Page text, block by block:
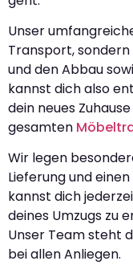
Unser
Transport,
und den Abbau
kannst dich also
dein neues
gesamten
Wir legen
Lieferung und
kannst dich
deines Umzugs zu
Unser Team steht
bei allen Anliegen.